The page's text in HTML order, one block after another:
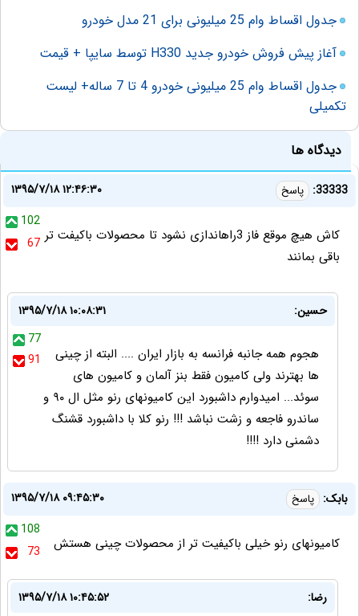
جدول اقساط وام 25 میلیونی برای 21 مدل خودرو
آغاز پیش فروش خودرو جدید H330 توسط سایپا + قیمت
جدول اقساط وام 25 میلیونی خودرو 4 تا 7 ساله+ لیست
تکمیلی
دیدگاه ها
33333: پاسخ
۱۳۹۵/۷/۱۸ ۱۲:۴۶:۳۰
102
67 کاش هیچ موقع فاز 3راهاندازی نشود تا محصولات باکیفت تر
باقی بمانند
حسین:
۱۳۹۵/۷/۱۸ ۱۰:۰۸:۳۱
77
91
هجوم همه جانبه فرانسه به بازار ایران .... البته از چینی
ها بهترند ولی کامیون فقط بنز آلمان و کامیون های
سوئد... امیدوارم داشبورد این کامیونهای رنو مثل ال ۹۰ و
ساندرو فاجعه و زشت نباشد !!! رنو کلا با داشبورد قشنگ
دشمنی دارد !!!!
بابک: پاسخ
۱۳۹۵/۷/۱۸ ۰۹:۴۵:۳۰
108
73
کامیونهای رنو خیلی باکیفیت تر از محصولات چینی هستش
رضا:
۱۳۹۵/۷/۱۸ ۱۰:۴۵:۵۲